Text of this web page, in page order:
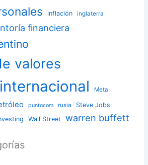
inflación inglaterra
financiera
valores
Meta
puntocom rusia Steve Jobs
Wall Street warren buffett